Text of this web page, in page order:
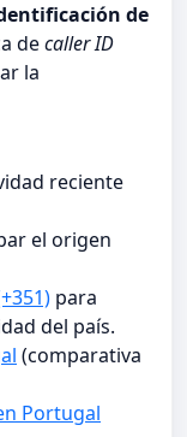
de
decaller ID
la
reciente
el origen
para
del país.
(comparativa
Portugal